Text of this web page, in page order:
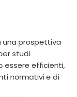
una prospettiva
studi
essere efficienti,
normativi e di